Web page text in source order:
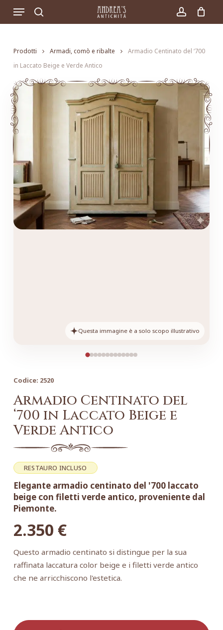
search account
Menu
Prodotti Armadi, comò e ribalte
Armadio Centinato del ‘700
in Laccato Beige e Verde Antico
Questa immagine è a solo scopo illustrativo
Codice: 2520
Armadio Centinato del
‘700 in Laccato Beige e
Verde Antico
RESTAURO INCLUSO
Elegante armadio centinato del '700 laccato
beige con filetti verde antico, proveniente dal
Piemonte.
2.350 €
Questo armadio centinato si distingue per la sua
raffinata laccatura color beige e i filetti verde antico
che ne arricchiscono l'estetica.